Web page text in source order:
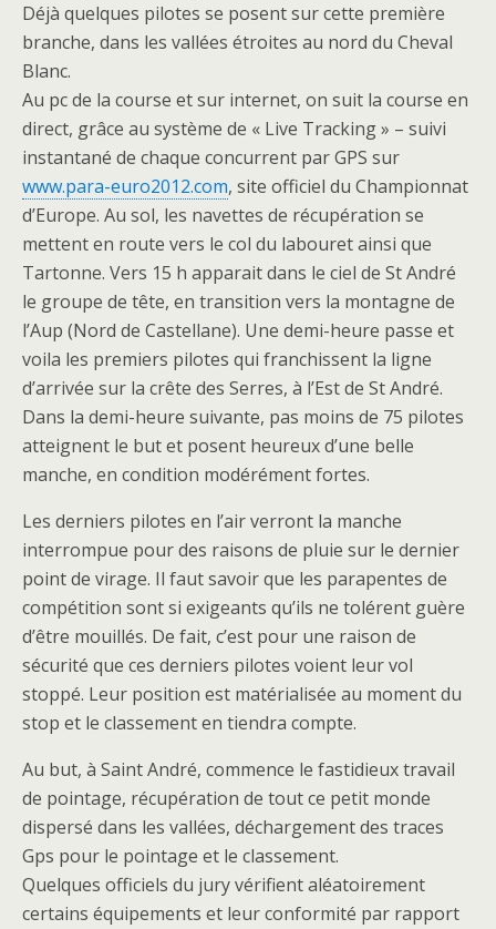
Déjà quelques pilotes se posent sur cette première
branche, dans les vallées étroites au nord du Cheval
Blanc.
Au pc de la course et sur internet, on suit la course en
direct, grâce au système de « Live Tracking » – suivi
instantané de chaque concurrent par GPS sur
www.para-euro2012.com, site officiel du Championnat
d’Europe. Au sol, les navettes de récupération se
mettent en route vers le col du labouret ainsi que
Tartonne. Vers 15 h apparait dans le ciel de St André
le groupe de tête, en transition vers la montagne de
l’Aup (Nord de Castellane). Une demi-heure passe et
voila les premiers pilotes qui franchissent la ligne
d’arrivée sur la crête des Serres, à l’Est de St André.
Dans la demi-heure suivante, pas moins de 75 pilotes
atteignent le but et posent heureux d’une belle
manche, en condition modérément fortes.
Les derniers pilotes en l’air verront la manche
interrompue pour des raisons de pluie sur le dernier
point de virage. Il faut savoir que les parapentes de
compétition sont si exigeants qu’ils ne tolérent guère
d’être mouillés. De fait, c’est pour une raison de
sécurité que ces derniers pilotes voient leur vol
stoppé. Leur position est matérialisée au moment du
stop et le classement en tiendra compte.
Au but, à Saint André, commence le fastidieux travail
de pointage, récupération de tout ce petit monde
dispersé dans les vallées, déchargement des traces
Gps pour le pointage et le classement.
Quelques officiels du jury vérifient aléatoirement
certains équipements et leur conformité par rapport